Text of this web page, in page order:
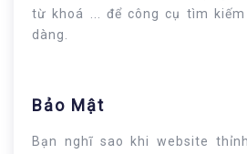
từ khoá ... để công cụ tìm
dàng.
Bảo Mật
Bạn nghĩ sao khi website